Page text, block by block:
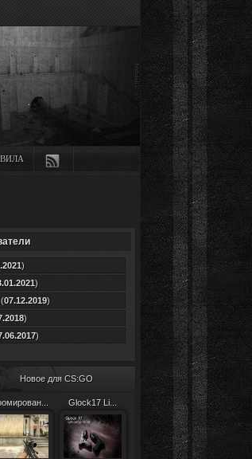
)
)
07.12.2019)
)
)
Новое для CS:GO
Glock17 Li...